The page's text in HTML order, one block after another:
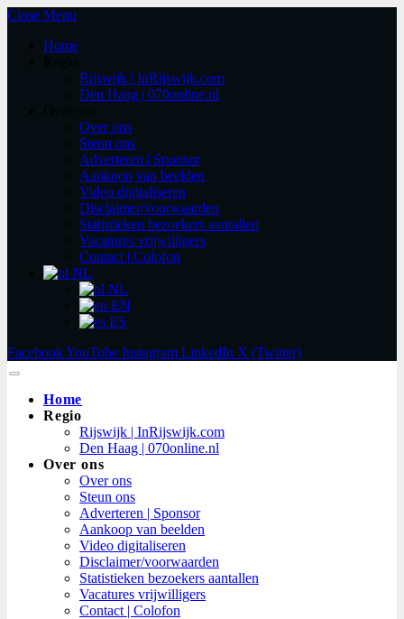
Close Menu
Home
Rijswijk | InRijswijk.com
Den Haag | 070online.nl
Over ons
Steun ons
Adverteren | Sponsor
Aankoop van beelden
Video digitaliseren
Disclaimer/voorwaarden
Statistieken bezoekers aantallen
Vacatures vrijwilligers
Contact | Colofon
NL
NL
EN
ES
FacebookYouTube Instagram LinkedIn X (Twitter)
Home
Regio
Rijswijk | InRijswijk.com
Den Haag | 070online.nl
Over ons
Over ons
Steun ons
Adverteren | Sponsor
Aankoop van beelden
Video digitaliseren
Disclaimer/voorwaarden
Statistieken bezoekers aantallen
Vacatures vrijwilligers
Contact | Colofon